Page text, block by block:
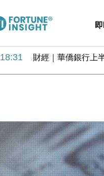
18:31 財經｜華僑銀行上
財經｜內地7月美
12:44 財經｜日本春季
11:12 國際｜特朗普料美
15:59 財經｜SA售股自